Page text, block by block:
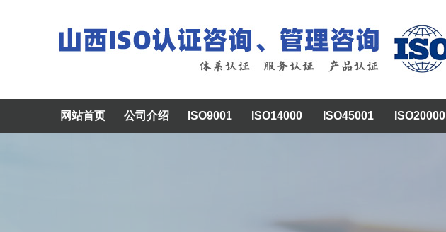
网站首页 公司介绍 ISO9001 ISO14000 ISO45001 ISO20000